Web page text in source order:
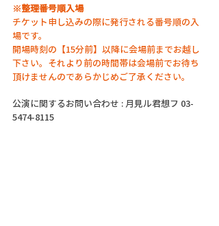
※整理番号順入場
チケット申し込みの際に発行される番号順の入
場です。
開場時刻の【15分前】以降に会場前までお越し
下さい。それより前の時間帯は会場前でお待ち
頂けませんのであらかじめご了承ください。
公演に関するお問い合わせ : 月見ル君想フ 03-
5474-8115